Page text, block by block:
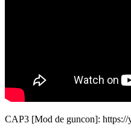
CAP3 [Mod de guncon]: